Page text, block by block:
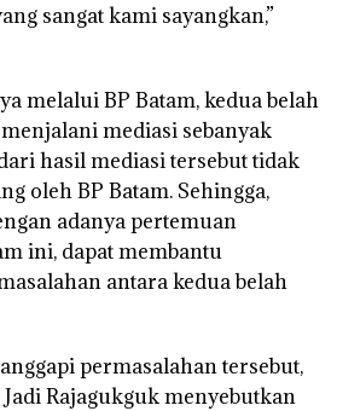
sangat kami sayangkan,”
melalui BP Batam, kedua belah
mediasi sebanyak
hasil mediasi tersebut tidak
oleh BP Batam. Sehingga,
adanya pertemuan
ini, dapat membantu
antara kedua belah
permasalahan tersebut,
Rajagukguk menyebutkan